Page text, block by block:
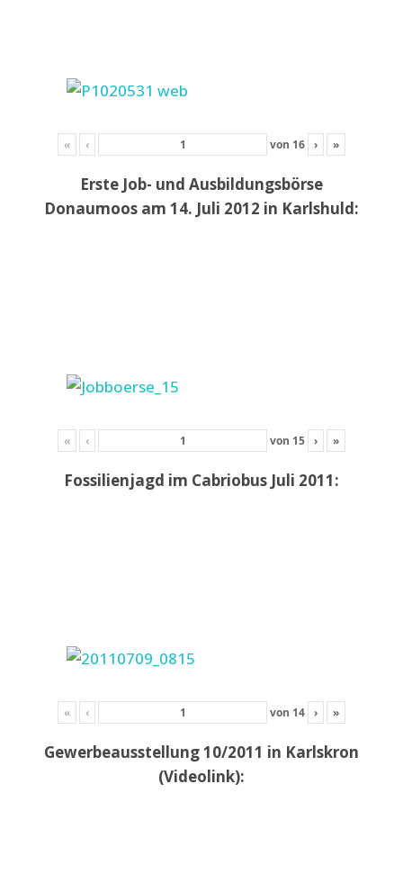
« ‹ von 16 › »
Erste Job- und Ausbildungsbörse
Donaumoos am 14. Juli 2012 in Karlshuld:
« ‹ von 15 › »
Fossilienjagd im Cabriobus Juli 2011:
« ‹ von 14 › »
Gewerbeausstellung 10/2011 in Karlskron
(Videolink):